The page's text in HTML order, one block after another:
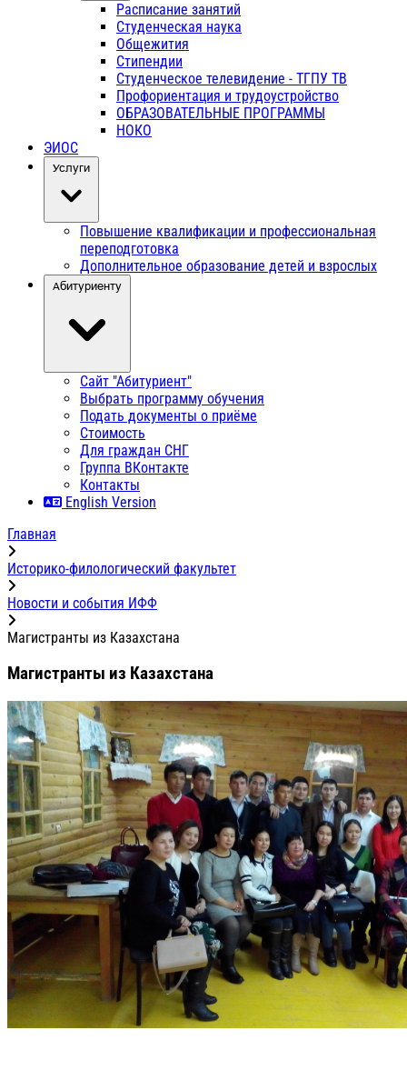
Расписание занятий
Студенческая наука
Общежития
Стипендии
Студенческое телевидение - ТГПУ ТВ
Профориентация и трудоустройство
ОБРАЗОВАТЕЛЬНЫЕ ПРОГРАММЫ
НОКО
ЭИОС
Услуги
Повышение квалификации и профессиональная
переподготовка
Дополнительное образование детей и взрослых
Абитуриенту
Сайт "Абитуриент"
Выбрать программу обучения
Подать документы о приёме
Стоимость
Для граждан СНГ
Группа ВКонтакте
Контакты
English Version
Главная
Историко-филологический факультет
Новости и события ИФФ
Магистранты из Казахстана
Магистранты из Казахстана